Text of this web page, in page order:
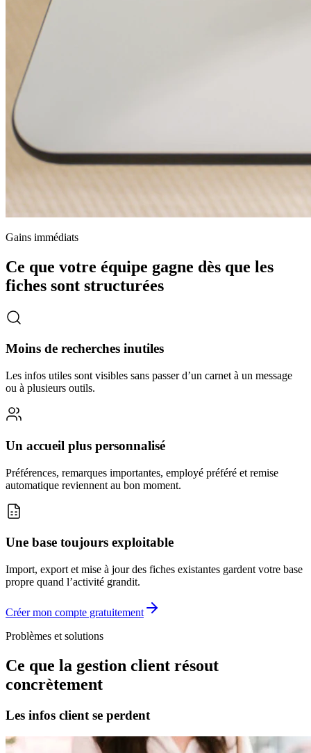
Gains immédiats
Ce que votre équipe gagne dès que les
fiches sont structurées
Moins de recherches inutiles
Les infos utiles sont visibles sans passer d’un carnet à un message
ou à plusieurs outils.
Un accueil plus personnalisé
Préférences, remarques importantes, employé préféré et remise
automatique reviennent au bon moment.
Une base toujours exploitable
Import, export et mise à jour des fiches existantes gardent votre base
propre quand l’activité grandit.
Créer mon compte gratuitement
Problèmes et solutions
Ce que la gestion client résout
concrètement
Les infos client se perdent